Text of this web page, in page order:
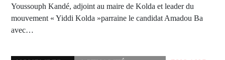
Youssouph Kandé, adjoint au maire de Kolda et leader du
mouvement « Yiddi Kolda »parraine le candidat Amadou Ba
avec…